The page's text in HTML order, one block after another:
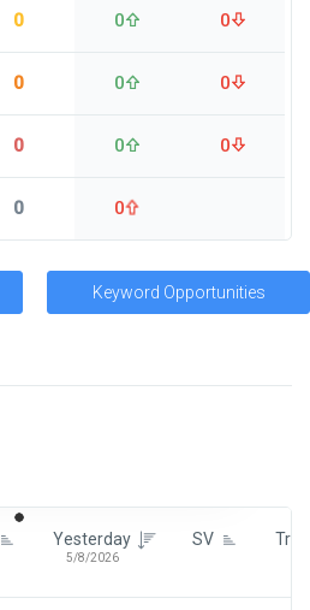
0 0 0
0 0 0
0 0 0
0 0
Keyword Opportunities
Yesterday
5/8/2026
SV